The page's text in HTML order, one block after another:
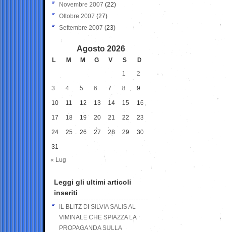
Novembre 2007 (22)
Ottobre 2007 (27)
Settembre 2007 (23)
Agosto 2026
L M M G V S
D
1
2
3 4 5 6 7 8 9
10 11 12 13 14 15 16
17 18 19 20 21 22 23
24 25 26 27 28 29 30
31
« Lug
Leggi gli ultimi articoli
inseriti
IL BLITZ DI SILVIA SALIS AL
VIMINALE CHE SPIAZZA LA
PROPAGANDA SULLA